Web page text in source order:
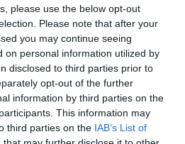
please use the below opt-out
Please note that after your
you may continue seeing
on personal information utilized by
disclosed to third parties prior to
opt-out of the further
information by third parties on the
This information may
third parties on the IAB’s List of
το γύρισμα (Φωτο-Άνδρος)